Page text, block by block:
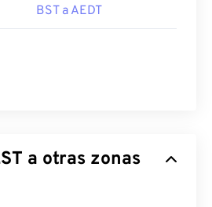
BST a AEDT
a otras zonas